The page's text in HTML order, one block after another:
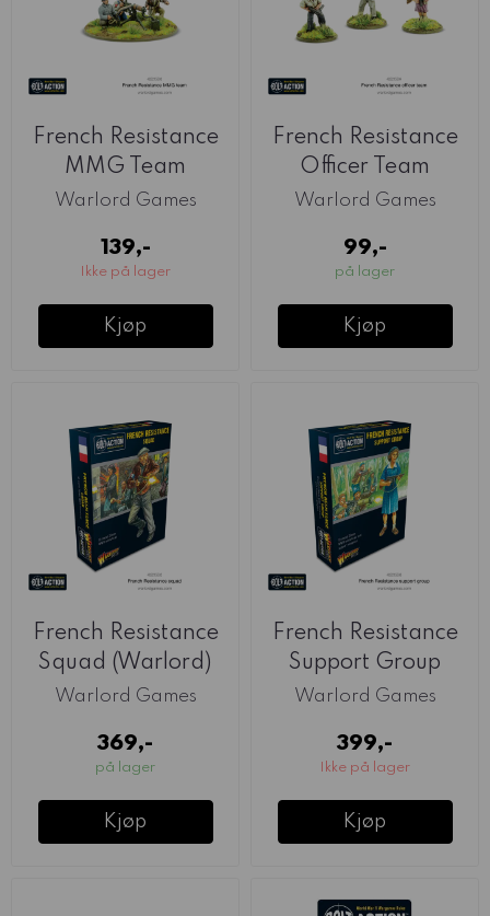
French Resistance
MMG Team
(Warlord)
Warlord Games
139,-
Ikke på lager
Kjøp
French Resistance
Officer Team
(Warlord)
Warlord Games
99,-
på lager
Kjøp
French Resistance
Squad (Warlord)
Warlord Games
369,-
på lager
Kjøp
French Resistance
Support Group
(Warlord)
Warlord Games
399,-
Ikke på lager
Kjøp